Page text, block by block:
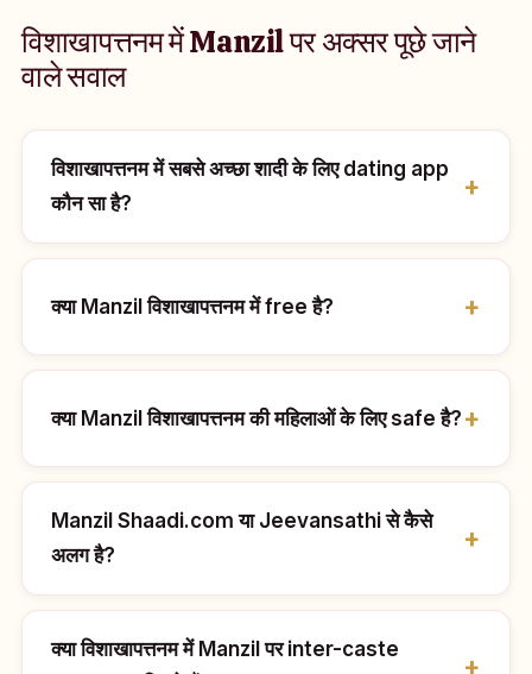
विशाखापत्तनम में Manzil पर अक्सर पूछे जाने
वाले सवाल
विशाखापत्तनम में सबसे अच्छा शादी के लिए dating app
कौन सा है?
क्या Manzil विशाखापत्तनम में free है?
क्या Manzil विशाखापत्तनम की महिलाओं के लिए safe है?
Manzil Shaadi.com या Jeevansathi से कैसे
अलग है?
क्या विशाखापत्तनम में Manzil पर inter-caste